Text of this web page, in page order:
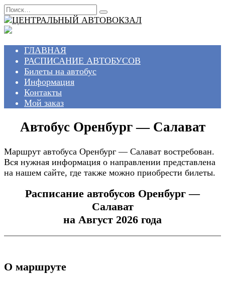
Перейти
к
содержанию
Search
for:
ГЛАВНАЯ
РАСПИСАНИЕ АВТОБУСОВ
Билеты на автобус
Информация
Контакты
Мой заказ
Автобус Оренбург — Салават
Маршрут автобуса Оренбург — Салават востребован.
Вся нужная информация о направлении представлена
на нашем сайте, где также можно приобрести билеты.
Расписание автобусов Оренбург —
Салават
на Август 2026 года
О маршруте